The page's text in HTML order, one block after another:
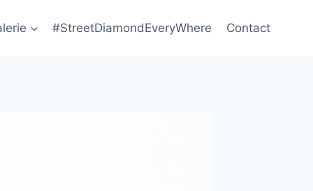
#StreetDiamondEveryWhere Contact